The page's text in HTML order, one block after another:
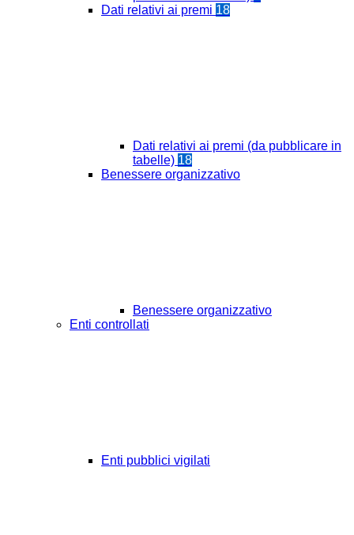
Dati relativi ai premi 18
Dati relativi ai premi (da pubblicare in
tabelle) 18
Benessere organizzativo
Benessere organizzativo
Enti controllati
Enti pubblici vigilati